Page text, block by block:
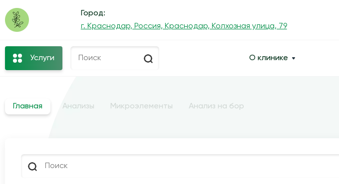
Город:
г. Краснодар, Россия, Краснодар, Колхозная улица, 79
Услуги О клинике
Главная Анализы Микроэлементы Анализ на бор